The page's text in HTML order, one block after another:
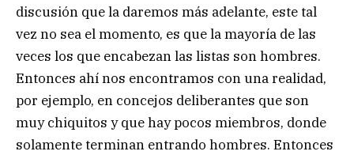
discusión que la daremos más adelante, este tal
vez no sea el momento, es que la mayoría de las
veces los que encabezan las listas son hombres.
Entonces ahí nos encontramos con una realidad,
por ejemplo, en concejos deliberantes que son
muy chiquitos y que hay pocos miembros, donde
solamente terminan entrando hombres. Entonces